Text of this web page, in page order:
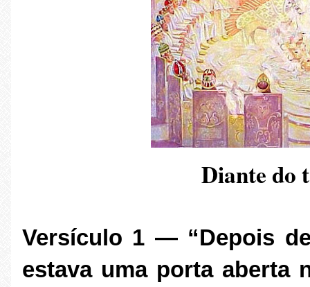
Diante do
Versículo 1 — “Depois
estava uma porta aberta